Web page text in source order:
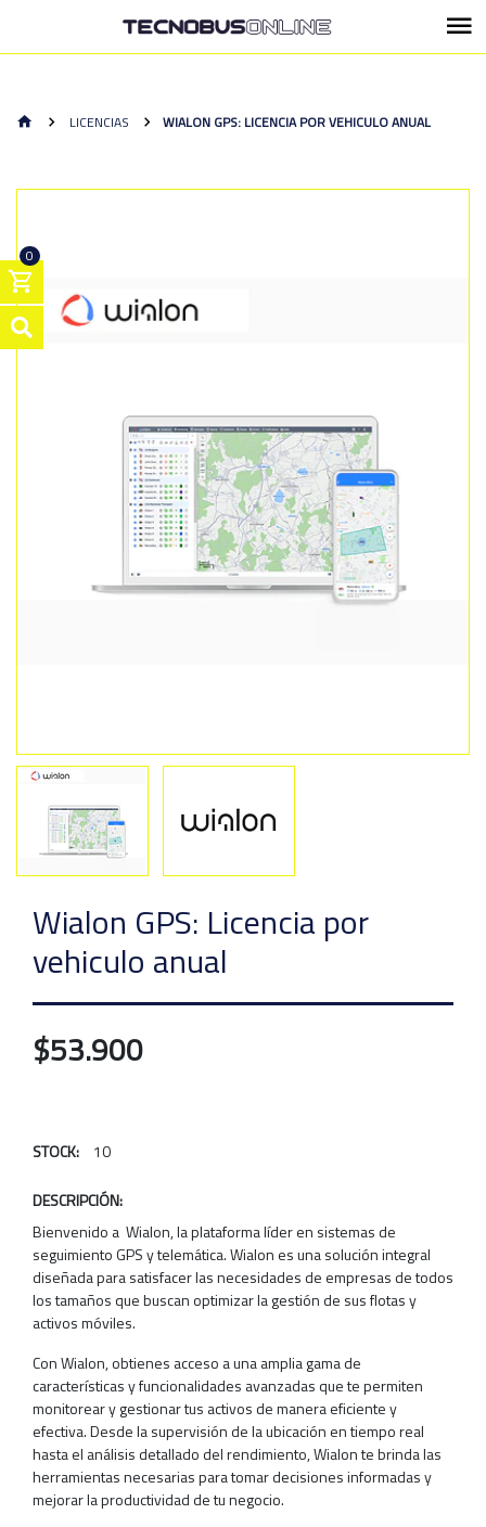
0
LICENCIAS WIALON GPS: LICENCIA POR VEHICULO ANUAL
Wialon GPS: Licencia por
vehiculo anual
$53.900
STOCK: 10
DESCRIPCIÓN:
Bienvenido a Wialon, la plataforma líder en sistemas de
seguimiento GPS y telemática. Wialon es una solución integral
diseñada para satisfacer las necesidades de empresas de todos
los tamaños que buscan optimizar la gestión de sus flotas y
activos móviles.
Con Wialon, obtienes acceso a una amplia gama de
características y funcionalidades avanzadas que te permiten
monitorear y gestionar tus activos de manera eficiente y
efectiva. Desde la supervisión de la ubicación en tiempo real
hasta el análisis detallado del rendimiento, Wialon te brinda las
herramientas necesarias para tomar decisiones informadas y
mejorar la productividad de tu negocio.